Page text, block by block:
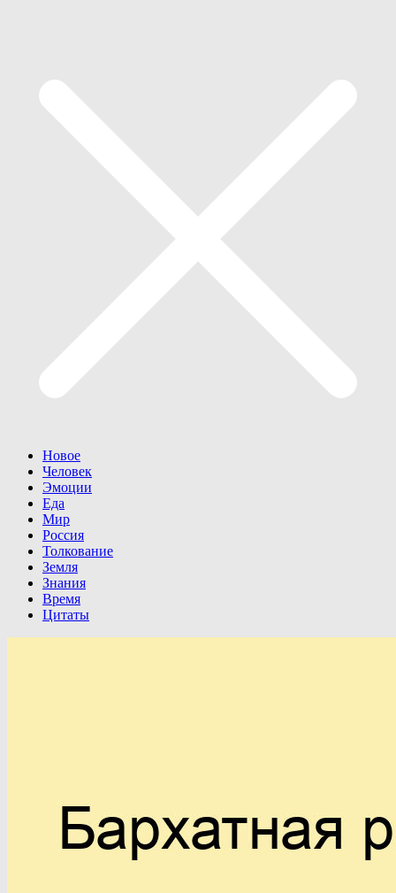
Новое
Человек
Эмоции
Еда
Мир
Россия
Толкование
Земля
Знания
Время
Цитаты